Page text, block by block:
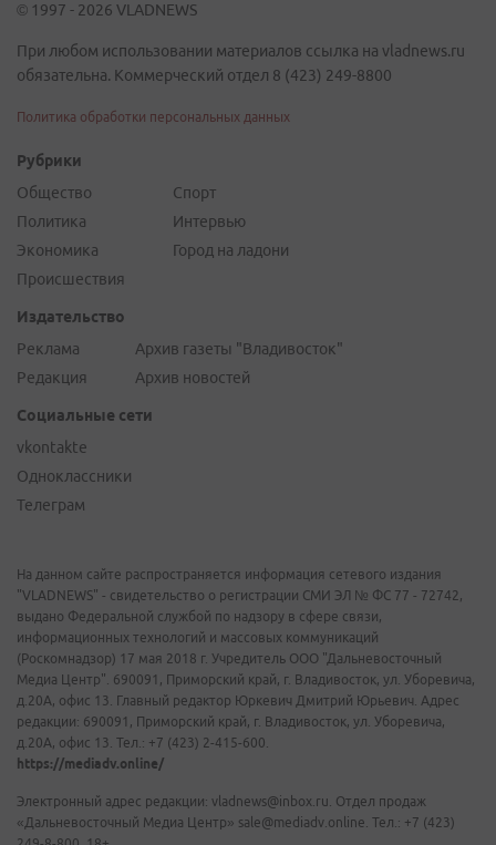
© 1997 - 2026 VLADNEWS
При любом использовании материалов ссылка на vladnews.ru
обязательна. Коммерческий отдел 8 (423) 249-8800
Политика обработки персональных данных
Рубрики
Общество
Политика
Экономика
Происшествия
Спорт
Интервью
Город на ладони
Издательство
Реклама
Редакция
Архив газеты "Владивосток"
Архив новостей
Социальные сети
vkontakte
Одноклассники
Телеграм
На данном сайте распространяется информация сетевого издания
"VLADNEWS" - свидетельство о регистрации СМИ ЭЛ № ФС 77 - 72742,
выдано Федеральной службой по надзору в сфере связи,
информационных технологий и массовых коммуникаций
(Роскомнадзор) 17 мая 2018 г. Учредитель ООО "Дальневосточный
Медиа Центр". 690091, Приморский край, г. Владивосток, ул. Уборевича,
д.20А, офис 13. Главный редактор Юркевич Дмитрий Юрьевич. Адрес
редакции: 690091, Приморский край, г. Владивосток, ул. Уборевича,
д.20А, офис 13. Тел.: +7 (423) 2-415-600.
https://mediadv.online/
Электронный адрес редакции: vladnews@inbox.ru. Отдел продаж
«Дальневосточный Медиа Центр» sale@mediadv.online. Тел.: +7 (423)